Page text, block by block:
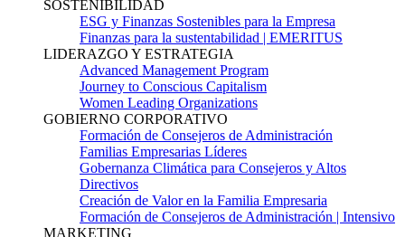
SOSTENIBILIDAD
ESG y Finanzas Sostenibles para la Empresa
Finanzas para la sustentabilidad | EMERITUS
LIDERAZGO Y ESTRATEGIA
Advanced Management Program
Journey to Conscious Capitalism
Women Leading Organizations
GOBIERNO CORPORATIVO
Formación de Consejeros de Administración
Familias Empresarias Líderes
Gobernanza Climática para Consejeros y Altos
Directivos
Creación de Valor en la Familia Empresaria
Formación de Consejeros de Administración | Intensivo
MARKETING